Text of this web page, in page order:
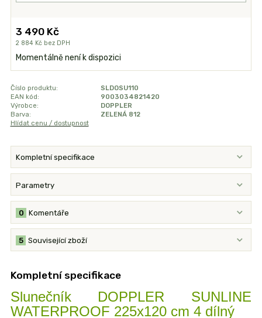
3 490 Kč
2 884 Kč bez DPH
Momentálně není k dispozici
Číslo produktu:
SLDOSU110
EAN kód:
9003034821420
Výrobce:
DOPPLER
Barva:
ZELENÁ 812
Hlídat cenu / dostupnost
Kompletní specifikace
Parametry
Komentáře
0
Související zboží
5
Kompletní specifikace
Slunečník DOPPLER SUNLINE
WATERPROOF 225x120 cm 4 dílný